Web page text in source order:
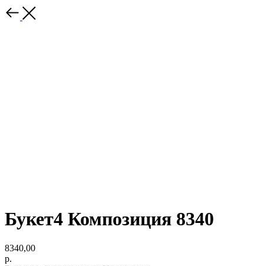
Букет4 Композиция 8340
8340,00
р.